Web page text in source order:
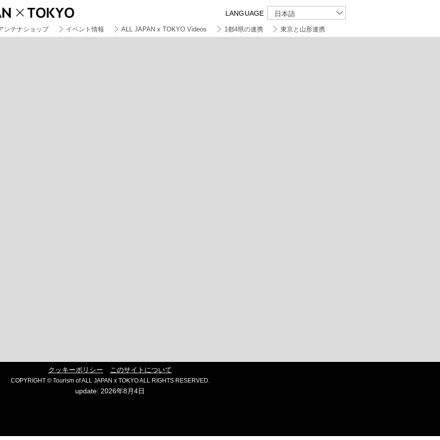
LANGUAGE 日本語
ンテナショップ イベント情報 ALL JAPAN x TOKYO Videos 1都4県の連携 東京と山形連携
クッキーポリシー このサイトについて
COPYRIGHT © Tourism of ALL JAPAN x TOKYO ALL RIGHTS RESERVED.
update: 2026年8月4日